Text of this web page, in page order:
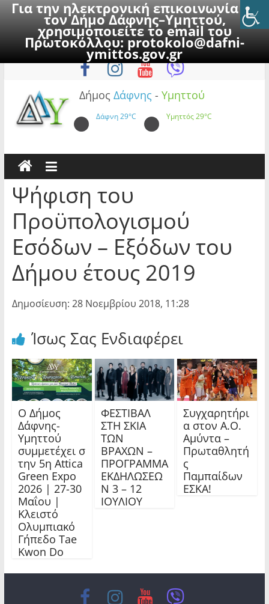
Για την ηλεκτρονική επικοινωνία με
τον Δήμο Δάφνης–Υμηττού,
χρησιμοποιείτε το email του
Πρωτοκόλλου:protokolo@dafni-
ymittos.gov.gr
to
Παρασκευή, 7 Αυγούστου 2026
Δήμος Δάφνης - Υμηττού
Δάφνη29°C Υμηττός29°C
Ψήφιση του
Προϋπολογισμού
Εσόδων – Εξόδων του
Δήμου έτους 2019
Δημοσίευση: 28 Νοεμβρίου 2018, 11:28
Ίσως Σας Ενδιαφέρει
Ο Δήμος
Δάφνης-
Υμηττού
συμμετέχει σ
την 5η Attica
Green Expo
2026 | 27-30
Μαΐου |
Κλειστό
Ολυμπιακό
Γήπεδο Tae
Kwon Do
ΦΕΣΤΙΒΑΛ
ΣΤΗ ΣΚΙΑ
ΤΩΝ
ΒΡΑΧΩΝ –
ΠΡΟΓΡΑΜΜΑ
ΕΚΔΗΛΩΣΕΩ
Ν 3 – 12
ΙΟΥΛΙΟΥ
Συγχαρητήρι
α στον Α.Ο.
Αμύντα –
Πρωταθλητή
ς
Παμπαίδων
ΕΣΚΑ!